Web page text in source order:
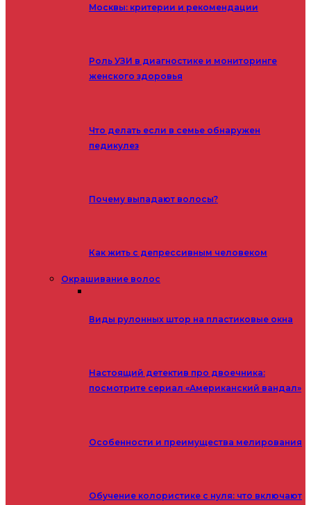
Москвы: критерии и рекомендации
Роль УЗИ в диагностике и мониторинге
женского здоровья
Что делать если в семье обнаружен
педикулез
Почему выпадают волосы?
Как жить с депрессивным человеком
Окрашивание волос
Виды рулонных штор на пластиковые окна
Настоящий детектив про двоечника:
посмотрите сериал «Американский вандал»
Особенности и преимущества мелирования
Обучение колористике с нуля: что включают